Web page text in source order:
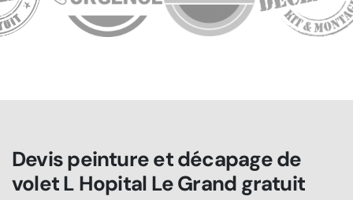
Devis peinture et décapage de
volet L Hopital Le Grand gratuit